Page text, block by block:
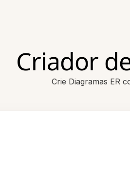
Criador
Crie Diagramas ER